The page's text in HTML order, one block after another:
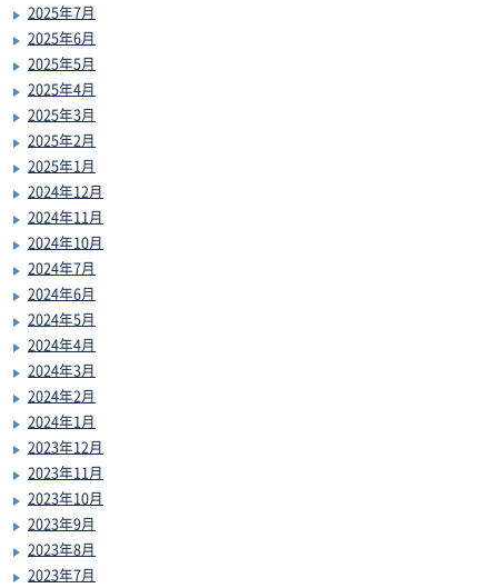
2025年7月
2025年6月
2025年5月
2025年4月
2025年3月
2025年2月
2025年1月
2024年12月
2024年11月
2024年10月
2024年7月
2024年6月
2024年5月
2024年4月
2024年3月
2024年2月
2024年1月
2023年12月
2023年11月
2023年10月
2023年9月
2023年8月
2023年7月